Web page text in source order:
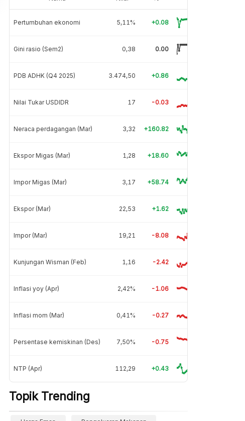
Pertumbuhan ekonomi 5,11% +0.08
Gini rasio (Sem2) 0,38 0.00
PDB ADHK (Q4 2025) 3.474,50 +0.86
Nilai Tukar USDIDR 17 -0.03
Neraca perdagangan (Mar) 3,32 +160.82
Ekspor Migas (Mar) 1,28 +18.60
Impor Migas (Mar) 3,17 +58.74
Ekspor (Mar) 22,53 +1.62
Impor (Mar) 19,21 -8.08
Kunjungan Wisman (Feb) 1,16 -2.42
Inflasi yoy (Apr) 2,42% -1.06
Inflasi mom (Mar) 0,41% -0.27
Persentase kemiskinan (Des) 7,50% -0.75
NTP (Apr) 112,29 +0.43
Topik Trending